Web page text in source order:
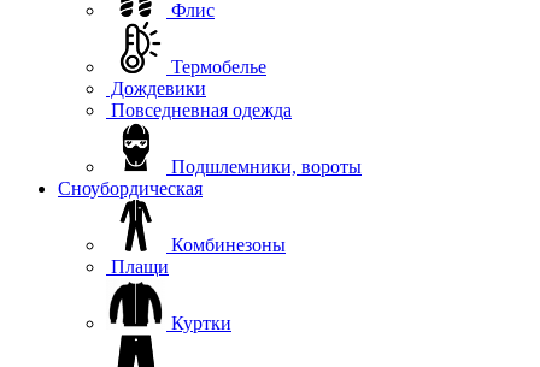
Флис
Термобелье
Дождевики
Повседневная одежда
Подшлемники, вороты
Сноубордическая
Комбинезоны
Плащи
Куртки